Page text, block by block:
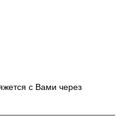
с Вами через